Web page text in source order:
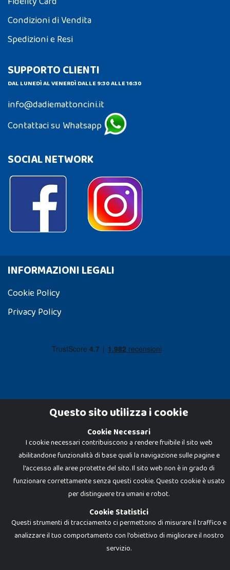
Condizioni di Vendita
Spedizioni e Resi
SUPPORTO CLIENTI
DAL LUNEDÌ AL VENERDÌ DALLE 9:30 ALLE 16:30
info@dadiemattoncini.it
Contattaci su Whatsapp
SOCIAL NETWORK
INFORMAZIONI LEGALI
Cookie Policy
Privacy Policy
Dadi e Mattoncini è un brand di Giocabene Srl. Ogni riproduzione o utilizzo non
espressamente autorizzato è severamente vietato. Tutti i loghi, marchi,
brand elencati nel presente shop sono di proprietà dei rispettivi titolari.
I prezzi e le promozioni pubblicate potrebbero differire da quanto esposto in
negozio.
Giocabene Srl - via della Posta 8, 20123 Milano (MI)
P.IVA 02608090425 - REA AN201199 - C.S. 10.000 i.v.
Questo sito utilizza i cookie
Cookie Necessari
I cookie necessari contribuiscono a rendere fruibile il sito web
abilitandone funzionalità di base quali la navigazione sulle pagine e
l'accesso alle aree protette del sito. Il sito web non è in grado di
funzionare correttamente senza questi cookie. Questo cookie è usato
per distinguere tra umani e robot.
Cookie Statistici
Questi strumenti di tracciamento ci permettono di misurare il traffico e
analizzare il tuo comportamento con l'obiettivo di migliorare il nostro
servizio.